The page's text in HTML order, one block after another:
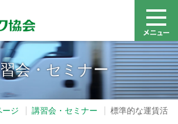
会・セミナー
ージ 講習会・セミナー
標準的な運賃活